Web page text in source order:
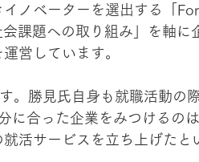
ノベーターを選出する「
課題への取り組み」を軸に
営しています。
。勝見氏自身も就職活動の際
に合った企業をみつけるの
活サービスを立ち上げたと